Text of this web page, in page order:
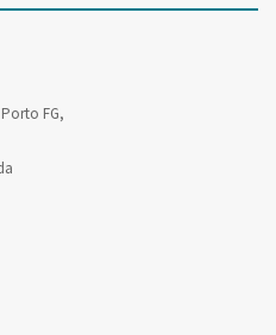
FG,